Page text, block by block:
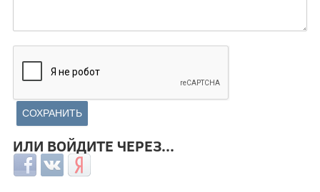
ИЛИ ВОЙДИТЕ ЧЕРЕЗ...
Login with Facebook
Login with ВКонтакте
Login with Яндекс